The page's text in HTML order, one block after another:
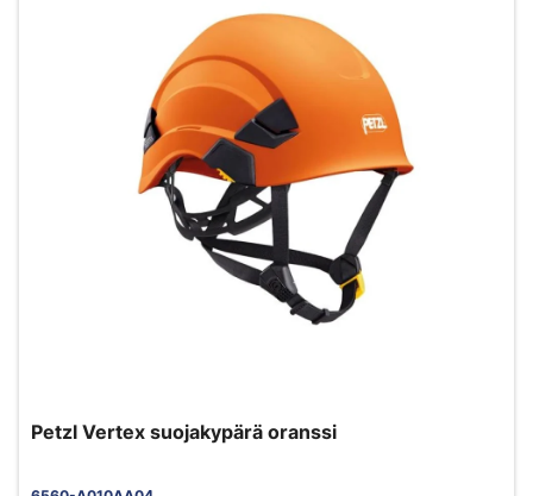
Petzl Vertex suojakypärä oranssi